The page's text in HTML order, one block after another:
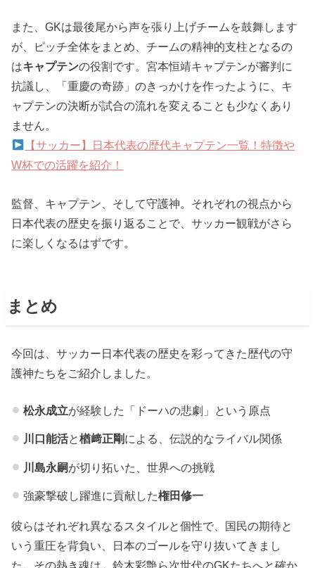
また、GKは最後尾から声を張り上げチームを鼓舞します
が、ピッチ全体をまとめ、チームの精神的支柱となるの
はキャプテンの役割です。宮本恒靖キャプテンが審判に
抗議し、「重慶の奇跡」のきっかけを作ったように、キ
ャプテンの決断が試合の流れを変えることも少なくあり
ません。
【サッカー】日本代表の歴代キャプテン一覧！特徴や
W杯での活躍を紹介！
監督、キャプテン、そして守護神。それぞれの視点から
日本代表の歴史を振り返ることで、サッカー観戦がさら
に楽しくなるはずです。
まとめ
今回は、サッカー日本代表の歴史を彩ってきた歴代の守
護神たちをご紹介しました。
松永成立が経験した「ドーハの悲劇」という原点
川口能活と楢﨑正剛 による、伝説的なライバル関係
川島永嗣が切り拓いた、世界への挑戦
強豪撃破し躍進に貢献した権田修一
彼らはそれぞれ異なるスタイルと個性で、国民の期待と
いう重圧を背負い、日本のゴールを守り抜いてきまし
た。その熱き魂は、鈴木彩艶ら次世代のGKたちへと確か